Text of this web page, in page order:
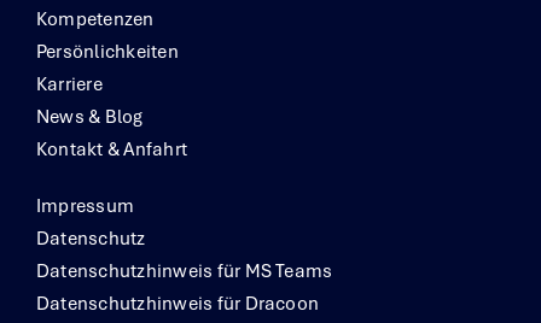
Kompetenzen
Persönlichkeiten
Karriere
News & Blog
Kontakt & Anfahrt
Impressum
Datenschutz
Datenschutzhinweis für MS Teams
Datenschutzhinweis für Dracoon